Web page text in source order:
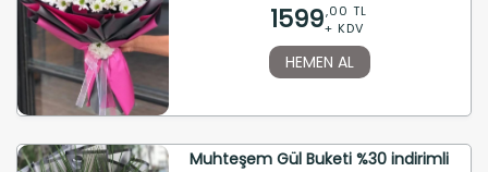
1599,00 TL
+ KDV
HEMEN AL
Muhteşem Gül Buketi %30 indirimli